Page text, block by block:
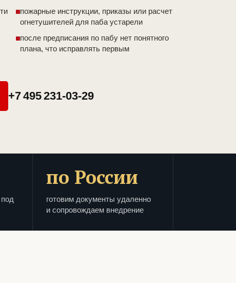
пожарные инструкции, приказы или расчет
огнетушителей для паба устарели
после предписания по пабу нет понятного
плана, что исправлять первым
+7 495 231-03-29
по России
готовим документы удаленно
и сопровождаем внедрение